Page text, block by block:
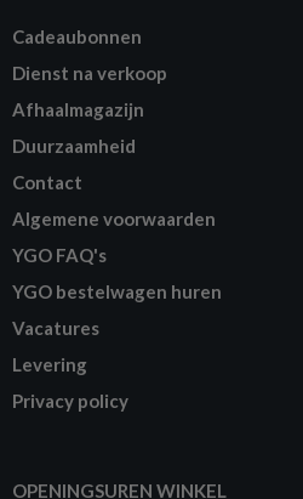
Cadeaubonnen
Dienst na verkoop
Afhaalmagazijn
Duurzaamheid
Contact
Algemene voorwaarden
YGO FAQ's
YGO bestelwagen huren
Vacatures
Levering
Privacy policy
OPENINGSUREN WINKEL